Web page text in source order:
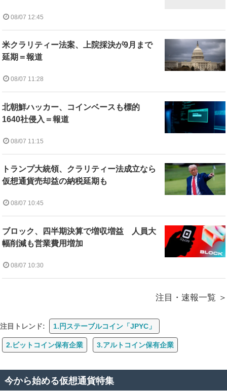
08/07 12:45
米クラリティー法案、上院採決が9月まで
延期＝報道
08/07 11:28
北朝鮮ハッカー、コインベースも標的
1640社侵入＝報道
08/07 11:15
トランプ大統領、クラリティー法成立なら
仮想通貨売却益の納税延期も
08/07 10:45
ブロック、四半期決算で増収増益 人員大
幅削減も営業費用増加
08/07 10:30
注目・速報一覧
注目トレンド: 1.円ステーブルコイン「JPYC」
2.ビットコイン保有企業 3.アルトコイン保有企業
今から始める仮想通貨特集